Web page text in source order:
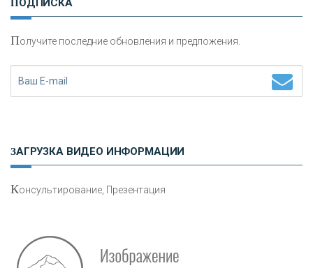
Работа мечты. Что банки делают для того, чтобы
сохранения и увеличения капитала
ПОДПИСКА
Получите последние обновления и предложения.
ЗАГРУЗКА ВИДЕО ИНФОРМАЦИИ
Консультирование, Презентация